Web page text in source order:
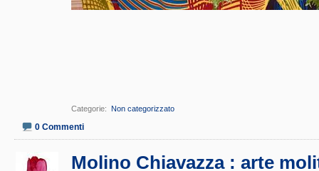
Categorie Non categorizzato
0 Commenti
Molino Chiavazza : arte